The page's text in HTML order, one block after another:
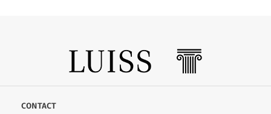
CONTACT